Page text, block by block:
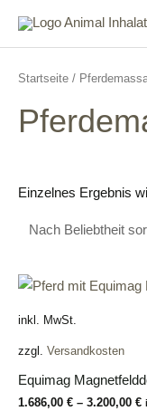
Startseite /
Einzelnes Ergebnis
inkl. MwSt.
zzgl. Versandkosten
Equimag
1.686,00 € – 3.200,00 €